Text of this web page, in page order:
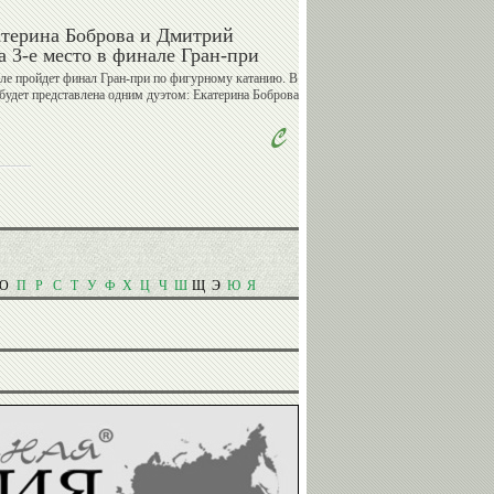
Сергей
ФИЛИППОВ
Игорь
КАЗИКОВ
Сергей
Ворожун
Дмитрий
Крикорьянц
Александр
Ухов
Сергей
Елисеев
Ольга
Капранова
Николай
Горелов
Юрий
Шахмурадов
Гоги
Когуашвили
Боброва и Дмитрий
3-е место в финале Гран-при
пройдет финал Гран-при по фигурному катанию. В
представлена одним дуэтом: Екатерина Боброва
О П Р С Т У Ф Х Ц Ч Ш Щ Э Ю Я